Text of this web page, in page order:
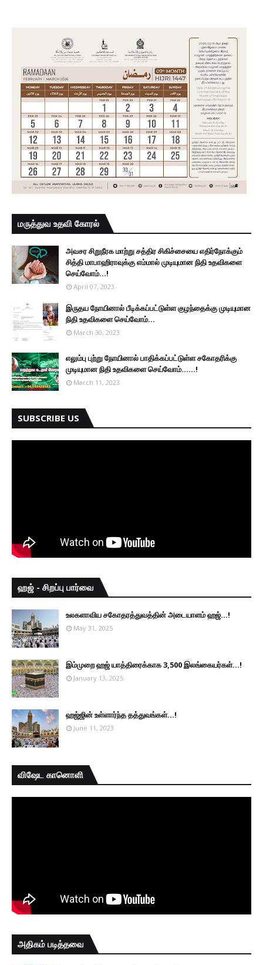
மருத்துவ உதவி கோரல்
அவசர சிறுநீரக மாற்று சத்திர சிகிச்சையை எதிர்நோக்கும்
சித்தி மாபாஹிராவுக்கு எம்மால் முடியுமான நிதி உதவிகளை
செய்வோம்...!
April 07, 2023
இருதய நோயினால் பீடிக்கப்பட்டுள்ள குழந்தைக்கு முடியுமான
நிதி உதவிகளை செய்வோம்...
March 30, 2023
எலும்பு புற்று நோயினால் பாதிக்கப்பட்டுள்ள சகோதரிக்கு
முடியுமான நிதி உதவிகளை செய்வோம்......!
March 11, 2023
SUBSCRIBE US
ஹஜ் - சிறப்பு பார்வை
உலகளாவிய சகோதரத்துவத்தின் அடையாளம் ஹஜ்...!
May 31, 2025
இம்முறை ஹஜ் யாத்திரைக்காக 3,500 இலங்கையர்கள்...!
January 13, 2025
ஹஜ்ஜின் உள்ளார்ந்த தத்துவங்கள்...!
June 11, 2023
விஷேட கானொளி
அதிகம் படித்தவை